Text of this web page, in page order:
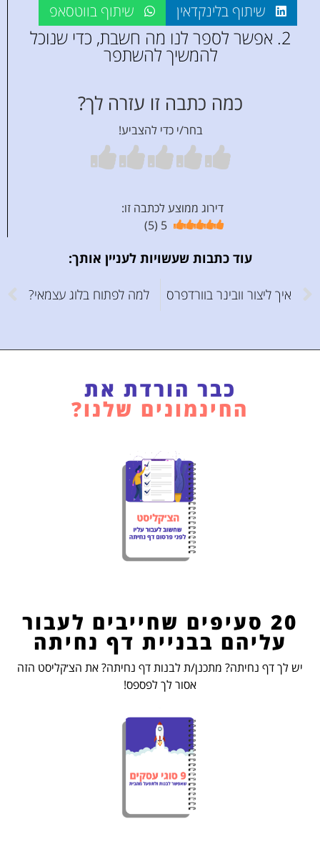
שיתוף בלינקדאין
שיתוף בווטסאפ
2. אפשר לספר לנו מה חשבת, כדי שנוכל
להמשיך להשתפר
כמה כתבה זו עזרה לך?
בחר/י כדי להצביע!
דירוג ממוצע לכתבה זו:
5
(
5
)
עוד כתבות שעשויות לעניין אותך:
איך ליצור וובינר בוורדפרס למה לפתוח בלוג עצמאי?
כבר הורדת את
החינמונים שלנו?
20 סעיפים שחייבים לעבור
עליהם בבניית דף נחיתה
יש לך דף נחיתה? מתכנן/ת לבנות דף נחיתה? את הצ׳קליסט הזה
אסור לך לפספס!